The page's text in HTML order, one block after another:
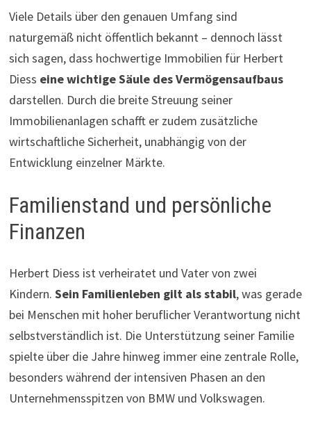
Viele Details über den genauen Umfang sind
naturgemäß nicht öffentlich bekannt – dennoch lässt
sich sagen, dass hochwertige Immobilien für Herbert
Diess eine wichtige Säule des Vermögensaufbaus
darstellen. Durch die breite Streuung seiner
Immobilienanlagen schafft er zudem zusätzliche
wirtschaftliche Sicherheit, unabhängig von der
Entwicklung einzelner Märkte.
Familienstand und persönliche
Finanzen
Herbert Diess ist verheiratet und Vater von zwei
Kindern. Sein Familienleben gilt als stabil, was gerade
bei Menschen mit hoher beruflicher Verantwortung nicht
selbstverständlich ist. Die Unterstützung seiner Familie
spielte über die Jahre hinweg immer eine zentrale Rolle,
besonders während der intensiven Phasen an den
Unternehmensspitzen von BMW und Volkswagen.